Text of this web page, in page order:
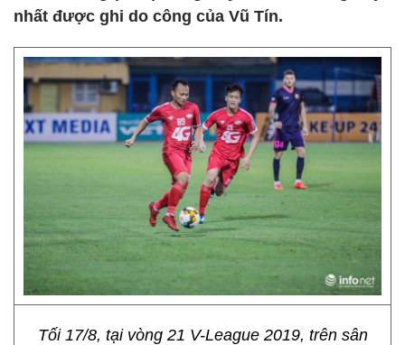
nhất được ghi do công của Vũ Tín.
Tối 17/8, tại vòng 21 V-League 2019, trên sân